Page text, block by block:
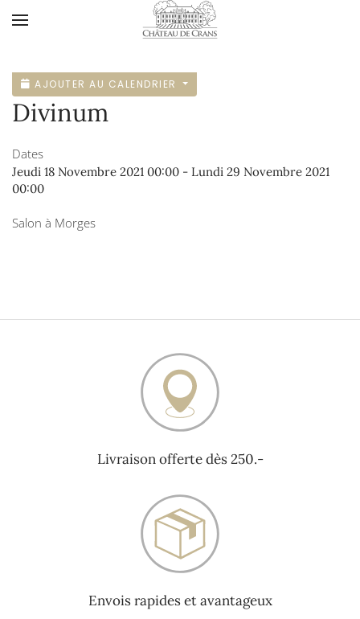
AJOUTER AU CALENDRIER
Divinum
Dates
Jeudi 18 Novembre 2021 00:00 - Lundi 29 Novembre 2021
00:00
Salon à Morges
Livraison offerte dès 250.-
Envois rapides et avantageux